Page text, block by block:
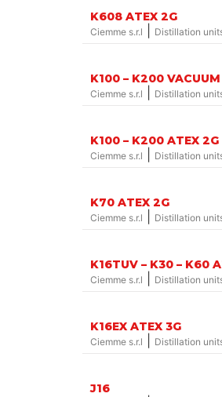
K608 ATEX 2G
Ciemme s.r.l Distillation
K100 – K200
Ciemme s.r.l Distillation
K100 – K200 ATEX 2G
Ciemme s.r.l Distillation
K70 ATEX 2G
Ciemme s.r.l Distillation
K16TUV – K30 – K60
Ciemme s.r.l Distillation
K16EX ATEX 3G
Ciemme s.r.l Distillation
J16